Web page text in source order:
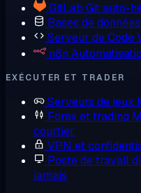
GitLab Git auto-
Bases de données
Serveur de Code
n8n
EXÉCUTER ET TRADER
Serveurs de jeux
Forex et trading
courtier
VPN et
Poste de travail
jamais